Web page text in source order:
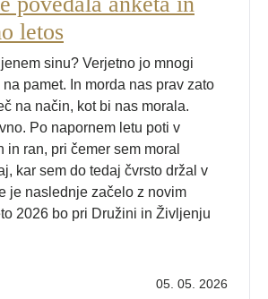
letos
sinu? Verjetno jo mnogi
pamet. In morda nas prav zato
na način, kot bi nas morala.
Po napornem letu poti v
ran, pri čemer sem moral
kar sem do tedaj čvrsto držal v
je naslednje začelo z novim
2026 bo pri Družini in Življenju
05. 05. 2026